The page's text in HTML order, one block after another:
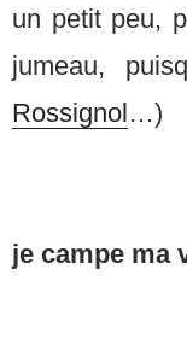
un petit peu,
jumeau,
Rossignol…)
je campe ma